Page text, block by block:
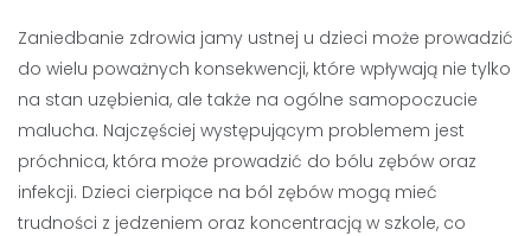
Zaniedbanie zdrowia jamy ustnej u dzieci może prowadzić
do wielu poważnych konsekwencji, które wpływają nie tylko
na stan uzębienia, ale także na ogólne samopoczucie
malucha. Najczęściej występującym problemem jest
próchnica, która może prowadzić do bólu zębów oraz
infekcji. Dzieci cierpiące na ból zębów mogą mieć
trudności z jedzeniem oraz koncentracją w szkole, co